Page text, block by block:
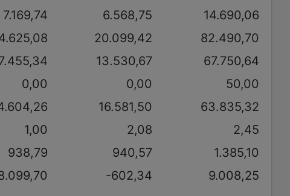
7.169,74 6.568,75
14.690,06
20.099,42
82.490,70
13.530,67
67.750,64
0,00 0,00
50,00
16.581,50
63.835,32
1,00 2,08
2,45
938,79 940,57
1.385,10
-602,34 9.008,25